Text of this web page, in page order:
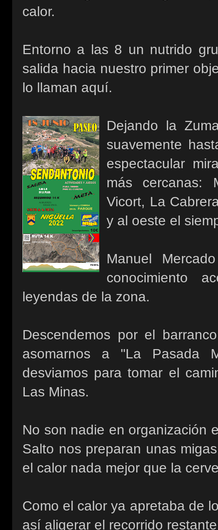
calor.
Entorno a las 8 un nutrido
salida hacia nuestro primer
lo llaman aquí.
Dejando la
suavemente
espectacular
más cercanas:
Vicort, La
y al oeste el
Manuel
conocimiento
leyendas de la zona.
Descendemos por el
asomarnos a "La Pasada
desviamos para tomar el
Las Minas.
No son nadie en organización
Salto nos preparan unas
el calor nada mejor que la
Como el calor ya apretaba de
así aligerar el recorrido